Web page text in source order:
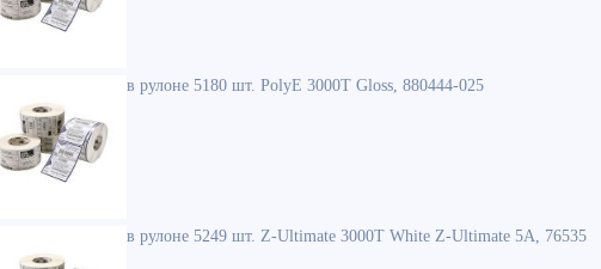
в рулоне 5180 шт. PolyE 3000T Gloss, 880444-025
в рулоне 5249 шт. Z-Ultimate 3000T White Z-Ultimate 5A, 76535